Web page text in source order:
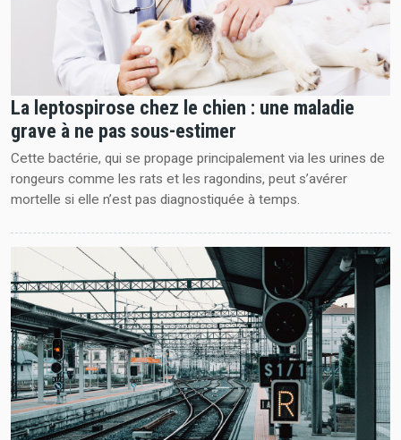
La leptospirose chez le chien : une maladie
grave à ne pas sous-estimer
Cette bactérie, qui se propage principalement via les urines de
rongeurs comme les rats et les ragondins, peut s’avérer
mortelle si elle n’est pas diagnostiquée à temps.